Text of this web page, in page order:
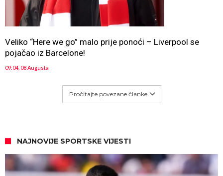
Veliko “Here we go” malo prije ponoći – Liverpool se
pojačao iz Barcelone!
09:04, 08 Augusta
Pročitajte povezane članke
NAJNOVIJE SPORTSKE VIJESTI